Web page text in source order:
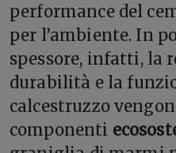
performance del
per l’ambiente. In
spessore, infatti, la
durabilità e la
calcestruzzo
componenti